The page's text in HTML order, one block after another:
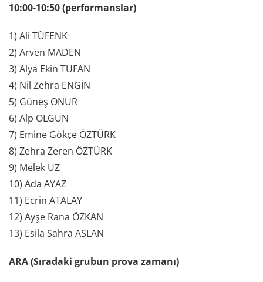
10:00-10:50 (performanslar)
1) Ali TÜFENK
2) Arven MADEN
3) Alya Ekin TUFAN
4) Nil Zehra ENGİN
5) Güneş ONUR
6) Alp OLGUN
7) Emine Gökçe ÖZTÜRK
8) Zehra Zeren ÖZTÜRK
9) Melek UZ
10) Ada AYAZ
11) Ecrin ATALAY
12) Ayşe Rana ÖZKAN
13) Esila Sahra ASLAN
ARA (Sıradaki grubun prova zamanı)